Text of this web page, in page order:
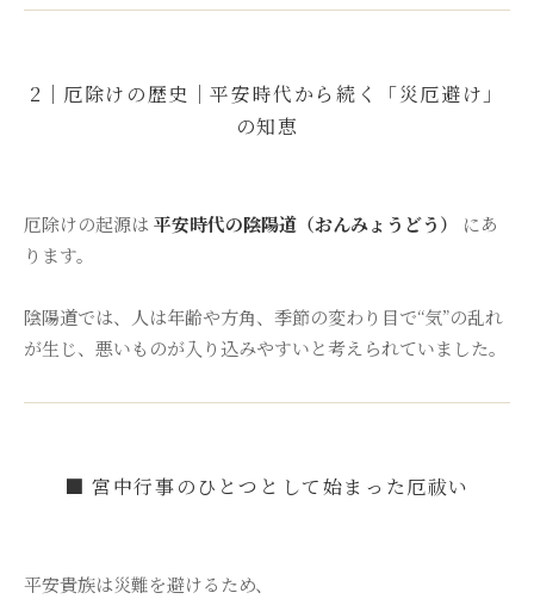
2｜厄除けの歴史｜平安時代から続く「災厄避け」
の知恵
厄除けの起源は 平安時代の陰陽道（おんみょうどう）
にあ
ります。
陰陽道では、人は年齢や方角、季節の変わり目で“気”の乱れ
が生じ、悪いものが入り込みやすいと考えられていました。
■ 宮中行事のひとつとして始まった厄祓い
平安貴族は災難を避けるため、